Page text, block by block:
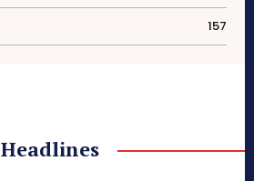
157
Headlines